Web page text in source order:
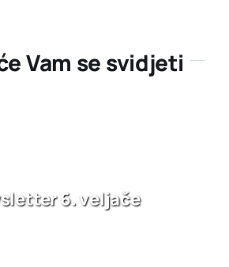
Vam se svidjeti
6. veljače